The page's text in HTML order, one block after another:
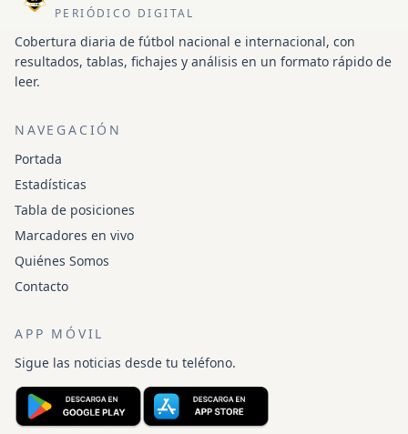
PERIÓDICO DIGITAL
Cobertura diaria de fútbol nacional e internacional, con
resultados, tablas, fichajes y análisis en un formato rápido de
leer.
NAVEGACIÓN
Portada
Estadísticas
Tabla de posiciones
Marcadores en vivo
Quiénes Somos
Contacto
APP MÓVIL
Sigue las noticias desde tu teléfono.